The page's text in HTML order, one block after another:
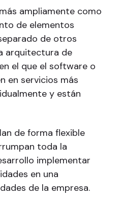
ampliamente como
de elementos
de otros
arquitectura de
el que el software o
en servicios más
y están
de forma flexible
toda la
implementar
en una
de la empresa.